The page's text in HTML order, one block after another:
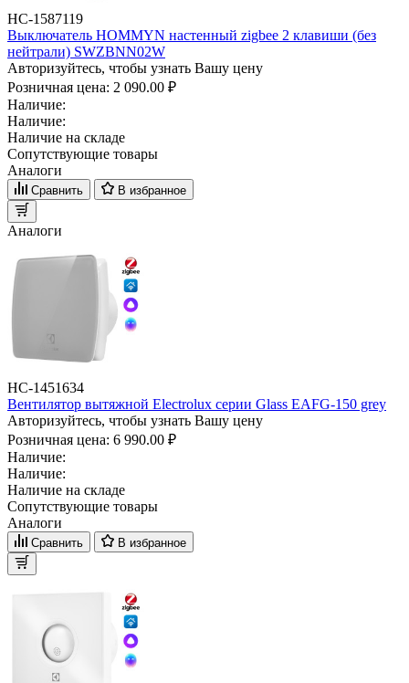
НС-1587119
Выключатель HOMMYN настенный zigbee 2 клавиши (без
нейтрали) SWZBNN02W
Авторизуйтесь, чтобы узнать Вашу цену
Розничная цена: 2 090.00 ₽
Наличие:
Наличие:
Наличие на складе
Сопутствующие товары
Аналоги
Сравнить В избранное
Аналоги
НС-1451634
Вентилятор вытяжной Electrolux серии Glass EAFG-150 grey
Авторизуйтесь, чтобы узнать Вашу цену
Розничная цена: 6 990.00 ₽
Наличие:
Наличие:
Наличие на складе
Сопутствующие товары
Аналоги
Сравнить В избранное